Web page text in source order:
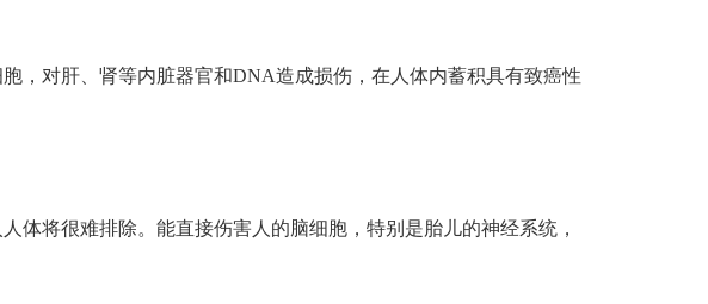
，对肝、肾等内脏器官和DNA造成损伤，在人体内蓄积具有致癌性
体将很难排除。能直接伤害人的脑细胞，特别是胎儿的神经系统，